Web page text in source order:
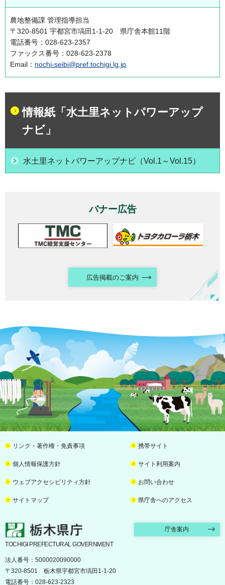
農地整備課 管理指導担当
〒320-8501 宇都宮市塙田1-1-20 県庁舎本館11階
電話番号：028-623-2357
ファックス番号：028-623-2378
Email： nochi-seibi@pref.tochigi.lg.jp
情報紙「水土里ネットパワーアップ
ナビ」
水土里ネットパワーアップナビ（Vol.1～Vol.15）
バナー広告
広告掲載のご案内
リンク・著作権・免責事項 携帯サイト
個人情報保護方針 サイト利用案内
ウェブアクセシビリティ方針 お問い合わせ
サイトマップ 県庁舎へのアクセス
栃木県庁 庁舎案内
TOCHIGI PREFECTURAL GOVERNMENT
法人番号：5000020090000
〒320-8501 栃木県宇都宮市塙田1-1-20
電話番号：028-623-2323